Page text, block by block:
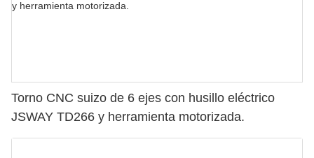
Torno CNC suizo de 6 ejes con husillo eléctrico
JSWAY TD266 y herramienta motorizada.